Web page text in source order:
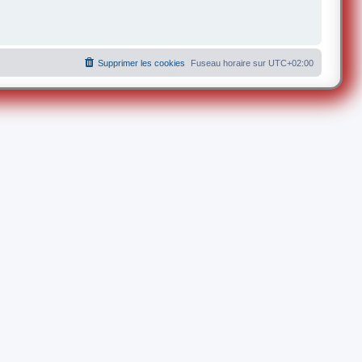
Fuseau horaire sur UTC+02:00
Supprimer les cookies